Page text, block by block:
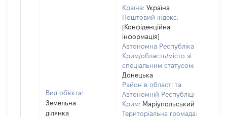
Вид об'єкта:
Земельна
ділянка
Країна: Україна
Поштовий індекс:
[Конфіденційна
інформація]
Автономна Республіка
Крим/область/місто зі
спеціальним статусом:
Донецька
Район в області та
Автономній Республіці
Крим: Маріупольський
Територіальна громада: